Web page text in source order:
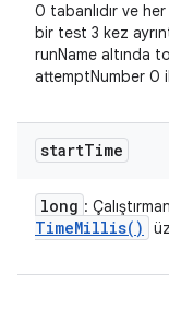
0 tabanlıdır ve her
bir test 3 kez
runName altında
attemptNumber 0
startTime
long :
TimeMillis( )